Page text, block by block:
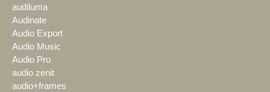
audiluma
Audinate
Audio Export
Audio Music
Audio Pro
audio zenit
audio+frames